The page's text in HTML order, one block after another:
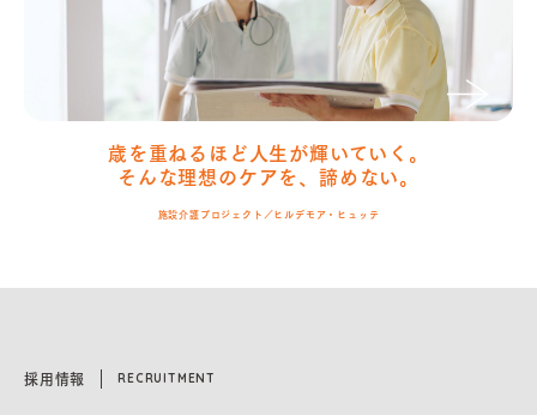
歳を重ねるほど人生が輝いていく。
そんな理想のケアを、諦めない。
施設介護プロジェクト／ヒルデモア・ヒュッテ
採用情報 RECRUITMENT